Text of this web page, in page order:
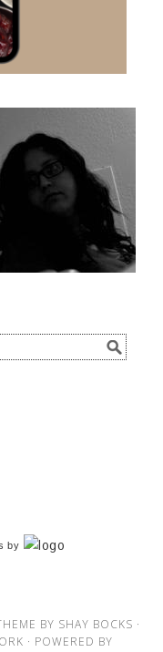
by
BY SHAY BOCKS ·
· POWERED BY